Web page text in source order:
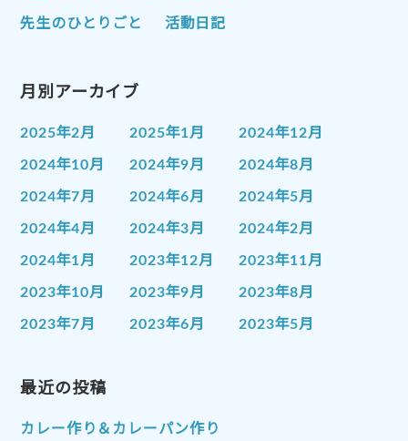
先生のひとりごと 活動日記
月別アーカイブ
2025年2月 2025年1月 2024年12月
2024年10月 2024年9月 2024年8月
2024年7月 2024年6月 2024年5月
2024年4月 2024年3月 2024年2月
2024年1月 2023年12月 2023年11月
2023年10月 2023年9月 2023年8月
2023年7月 2023年6月 2023年5月
2023年1月
2022年10月 2022年9月
最近の投稿
カレー作り＆カレーパン作り